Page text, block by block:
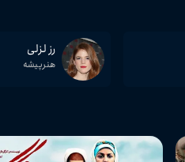
رز لزلی
هنرپیشه